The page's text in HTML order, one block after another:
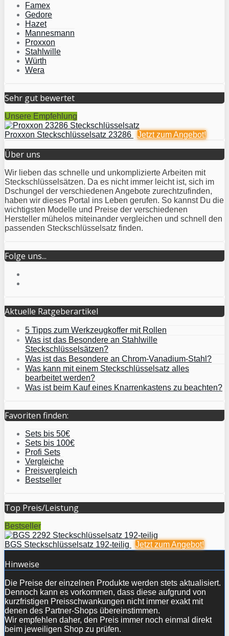
Famex
Gedore
Hazet
Mannesmann
Proxxon
Stahlwille
Würth
Wera
Sehr gut bewertet
Unsere Empfehlung
Proxxon Steckschlüsselsatz 23286 Jetzt zumAngebot!
Über uns
Wir lieben das schnelle und unkomplizierte Arbeiten mit
Steckschlüsselsätzen. Da es nicht immer leicht ist, sich im
Dschungel der verschiedenen Angebote zurechtzufinden,
haben wir dieses Portal ins Leben gerufen. So kannst Du die
wichtigsten Modelle und Preise der verschiedenen
Hersteller mühelos miteinander vergleichen und schnell den
passenden Steckschlüsselsatz finden.
Folge uns...
Aktuelle Ratgeberartikel
5 Tipps zum Werkzeugkoffer mit Rollen
Was ist das Besondere an Stahlwille
Steckschlüsselsätzen?
Was ist das Besondere an Chrom-Vanadium-Stahl?
Was kann mit einem Steckschlüsselsatz alles
bearbeitet werden?
Was ist beim Kauf eines Knarrenkastens zu beachten?
Favoriten finden:
Sets bis 50€
Sets bis 100€
Profi Sets
Vergleiche
Preisvergleich
Bestseller
Top Preis/Leistung
Bestseller
BGS Steckschlüsselsatz 192-teilig Jetzt zumAngebot!
Hinweise
Die Preise der einzelnen Produkte werden stets aktualisiert.
Dennoch kann es vorkommen, dass diese aufgrund von
kurzfristigen Preisschwankungen nicht immer exakt mit
denen des Partner-Shops übereinstimmen.
Wir empfehlen daher, den Preis immer noch einmal direkt
beim jeweiligen Shop zu prüfen.